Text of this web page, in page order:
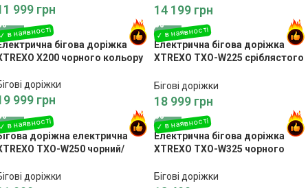
999 грн 14 199 грн
бігова доріжка
X200 чорного кольору
доріжки
999 грн
Електрична бігова доріжка
XTREXO TXO-W225 сріблястого
Бігові доріжки
18 999 грн
доріжна електрична
TXO-W250 чорний/
доріжки
Електрична бігова доріжка
XTREXO TXO-W325 чорного
Бігові доріжки